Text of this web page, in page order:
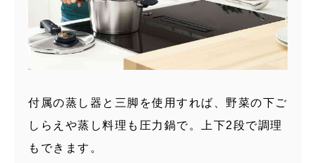
付属の蒸し器と三脚を使用すれば、野菜の下ご
しらえや蒸し料理も圧力鍋で。上下2段で調理
もできます。